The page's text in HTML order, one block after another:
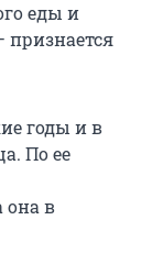
еды и
признается
годы и в
По ее
она в